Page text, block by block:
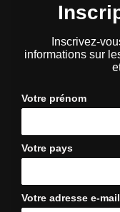
Inscrivez-
informations sur
Votre prénom
Votre pays
Votre adresse e-mail